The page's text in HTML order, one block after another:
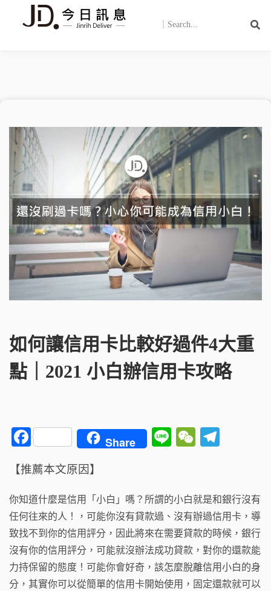
如何讓信用卡比較好過件4大重
點｜2021 小白辦信用卡攻略
F
c
e
b
o
o
k
Share
Li W
h
a
t
g
ra
m
【推薦本文原因】
你知道什麼是信用「小白」嗎？所謂的小白就是和銀行沒有
任何往來的人！，可能你沒有貸款過、沒有辦過信用卡，導
致找不到你的信用評分，因此將來在需要貸款的時候，銀行
沒有你的信用評分，可能就沒辦法成功貸款，對你的還款能
力持保留的態度！可能你會好奇，該怎麼脫離信用小白的身
分，其實你可以從簡單的信用卡開始使用，固定還款就可以